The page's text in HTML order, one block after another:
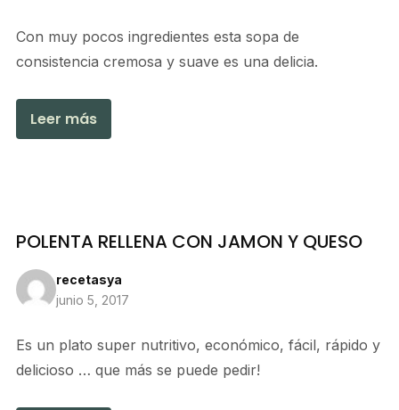
Con muy pocos ingredientes esta sopa de
consistencia cremosa y suave es una delicia.
Leer más
POLENTA RELLENA CON JAMON Y QUESO
recetasya
junio 5, 2017
Es un plato super nutritivo, económico, fácil, rápido y
delicioso … que más se puede pedir!